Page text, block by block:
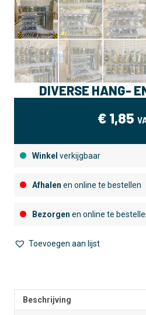
DIVERSE HANG-
€1,85
Winkel verkijgbaar
Afhalen en online te bestellen
Bezorgen en online te
Toevoegen aan lijst
r
Beschrijving